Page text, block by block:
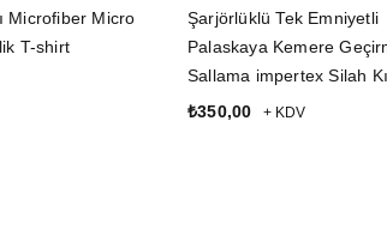
Microfiber Micro
T-shirt
Şarjörlüklü Tek Emniyetli
Palaskaya Kemere
Sallama impertex Silah
₺350,00 + KDV